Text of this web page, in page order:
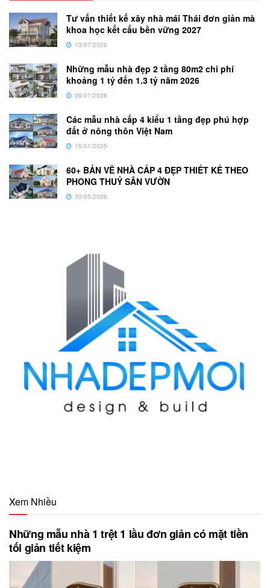
Tư vấn thiết kế xây nhà mái Thái đơn giản mà
khoa học kết cấu bền vững 2027
13/07/2026
Những mẫu nhà đẹp 2 tầng 80m2 chi phí
khoảng 1 tỷ đến 1.3 tỷ năm 2026
08/01/2026
Các mẫu nhà cấp 4 kiểu 1 tầng đẹp phú hợp
đất ở nông thôn Việt Nam
15/01/2025
60+ BẢN VẼ NHÀ CẤP 4 ĐẸP THIẾT KẾ THEO
PHONG THUỶ SÂN VƯỜN
30/05/2026
Xem Nhiều
Những mẫu nhà 1 trệt 1 lầu đơn giản có mặt tiền
tối giản tiết kiệm